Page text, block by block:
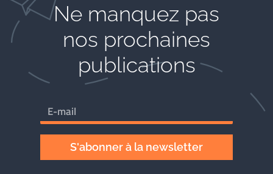
Ne manquez pas
nos prochaines
publications
S'abonner à la newsletter